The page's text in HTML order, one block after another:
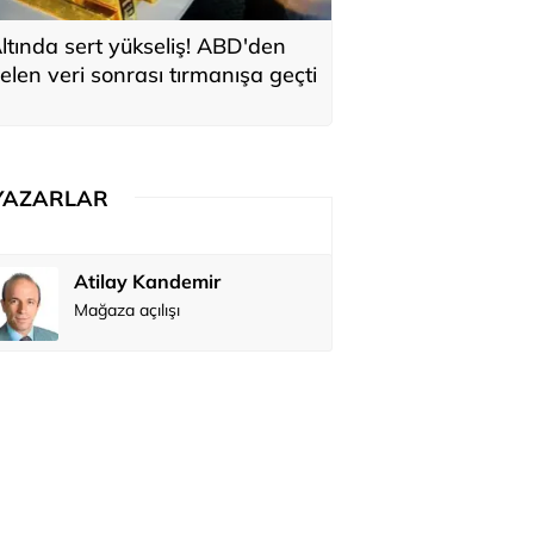
sert yükseliş! ABD'den
veri sonrası tırmanışa geçti
Atilay Kandemir
Mağaza açılışı